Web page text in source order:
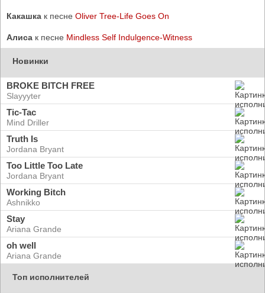
Какашка к песне Oliver Tree-Life Goes On
Алиса к песне Mindless Self Indulgence-Witness
Новинки
BROKE BITCH FREE
Slayyyter
Tic-Tac
Mind Driller
Truth Is
Jordana Bryant
Too Little Too Late
Jordana Bryant
Working Bitch
Ashnikko
Stay
Ariana Grande
oh well
Ariana Grande
Топ исполнителей